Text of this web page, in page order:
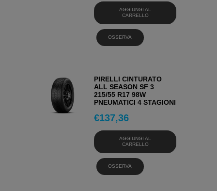
AGGIUNGI AL
CARRELLO
OSSERVA
PIRELLI CINTURATO
ALL SEASON SF 3
215/55 R17 98W
PNEUMATICI 4 STAGIONI
€137,36
AGGIUNGI AL
CARRELLO
OSSERVA